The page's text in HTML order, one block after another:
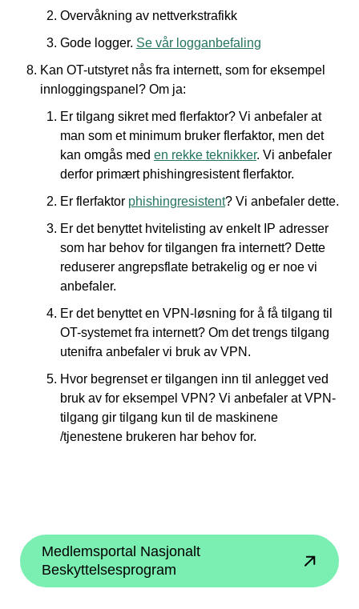
Overvåkning av nettverkstrafikk
Gode logger. Se vår logganbefaling
Kan OT-utstyret nås fra internett, som for eksempel
innloggingspanel? Om ja:
Er tilgang sikret med flerfaktor? Vi anbefaler at
man som et minimum bruker flerfaktor, men det
kan omgås med en rekke teknikker. Vi anbefaler
derfor primært phishingresistent flerfaktor.
Er flerfaktor phishingresistent? Vi anbefaler dette.
Er det benyttet hvitelisting av enkelt IP adresser
som har behov for tilgangen fra internett? Dette
reduserer angrepsflate betrakelig og er noe vi
anbefaler.
Er det benyttet en VPN-løsning for å få tilgang til
OT-systemet fra internett? Om det trengs tilgang
utenifra anbefaler vi bruk av VPN.
Hvor begrenset er tilgangen inn til anlegget ved
bruk av for eksempel VPN? Vi anbefaler at VPN-
tilgang gir tilgang kun til de maskinene
/tjenestene brukeren har behov for.
Medlemsportal Nasjonalt
Beskyttelsesprogram